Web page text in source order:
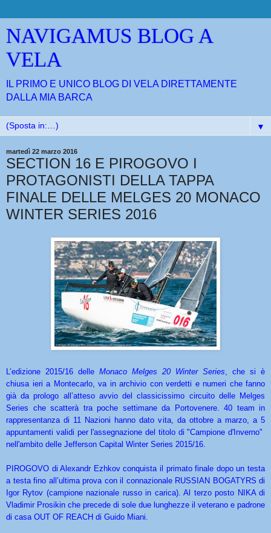
NAVIGAMUS BLOG A
VELA
IL PRIMO E UNICO BLOG DI VELA DIRETTAMENTE
DALLA MIA BARCA
▼
martedì 22 marzo 2016
SECTION 16 E PIROGOVO I
PROTAGONISTI DELLA TAPPA
FINALE DELLE MELGES 20 MONACO
WINTER SERIES 2016
L’edizione 2015/16 delle Monaco Melges 20 Winter Series , che si è
chiusa ieri a Montecarlo, va in archivio con verdetti e numeri che fanno
già da prologo all’atteso avvio del classicissimo circuito delle Melges
Series che scatterà tra poche settimane da Portovenere. 40 team in
rappresentanza di 11 Nazioni hanno dato vita, da ottobre a marzo, a 5
appuntamenti validi per l'assegnazione del titolo di "Campione d'Inverno"
nell'ambito delle Jefferson Capital Winter Series 2015/16.
PIROGOVO di Alexandr Ezhkov conquista il primato finale dopo un testa
a testa fino all’ultima prova con il connazionale RUSSIAN BOGATYRS di
Igor Rytov (campione nazionale russo in carica). Al terzo posto NIKA di
Vladimir Prosikin che precede di sole due lunghezze il veterano e padrone
di casa OUT OF REACH di Guido Miani.